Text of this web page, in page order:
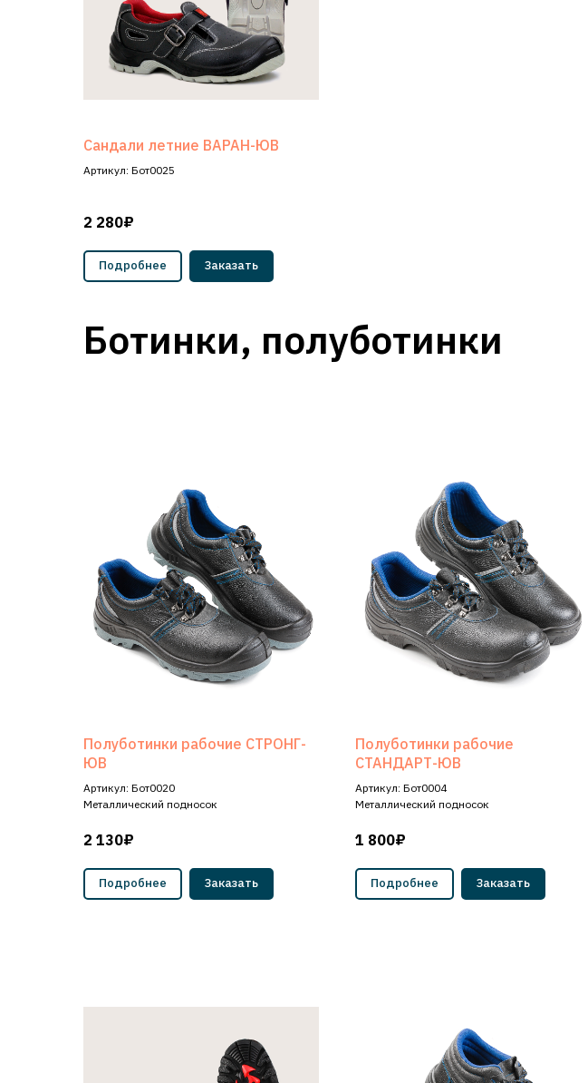
Сандали летние ВАРАН-ЮВ
Артикул: Бот0025
2 280₽
Подробнее Заказать
Ботинки, полуботинки
Полуботинки рабочие СТРОНГ-
ЮВ
Артикул: Бот0020
Металлический подносок
2 130₽
Подробнее Заказать
Полуботинки рабочие
СТАНДАРТ-ЮВ
Артикул: Бот0004
Металлический подносок
1 800₽
Подробнее Заказать